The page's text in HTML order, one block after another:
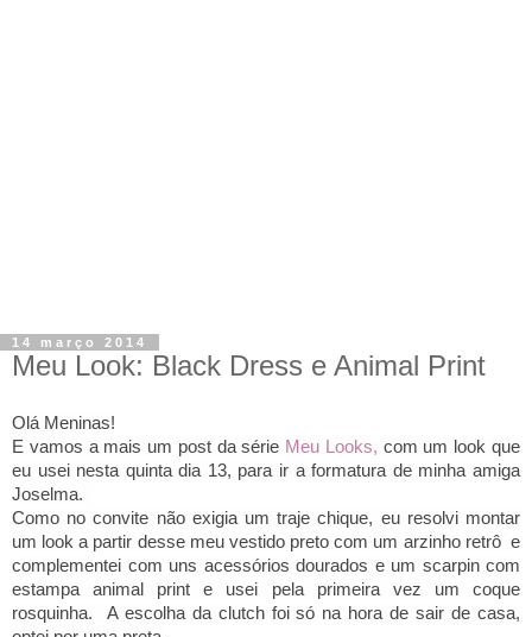
14 março 2014
Meu Look: Black Dress e Animal Print
Olá Meninas!
E vamos a mais um post da série Meu Looks, com um look que
eu usei nesta quinta dia 13, para ir aformatura de minha amiga
Joselma.
Como no convite não exigia um traje chique, eu resolvi montar
um look a partir desse meu vestido preto com um arzinho retrô e
complementei com uns acessórios dourados e um scarpin com
estampa animal print e usei pela primeira vez um coque
rosquinha. A escolha da clutch foi só na hora de sair de casa,